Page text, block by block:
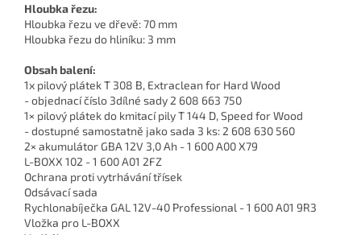
Hloubka řezu:
Hloubka řezu ve dřevě: 70 mm
Hloubka řezu do hliníku: 3 mm
Obsah balení:
1x pilový plátek T 308 B, Extraclean for Hard Wood
- objednací číslo 3dílné sady 2 608 663 750
1× pilový plátek do kmitací pily T 144 D, Speed for Wood
- dostupné samostatně jako sada 3 ks: 2 608 630 560
2× akumulátor GBA 12V 3,0 Ah - 1 600 A00 X79
L-BOXX 102 - 1 600 A01 2FZ
Ochrana proti vytrhávání třísek
Odsávací sada
Rychlonabíječka GAL 12V-40 Professional - 1 600 A01 9R3
Vložka pro L-BOXX